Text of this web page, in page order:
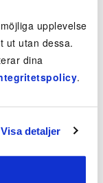
upplevelse
ut utan dessa.
dina
.
Visa detaljer
ni?
ditt hus.
upp till
enklast via vår